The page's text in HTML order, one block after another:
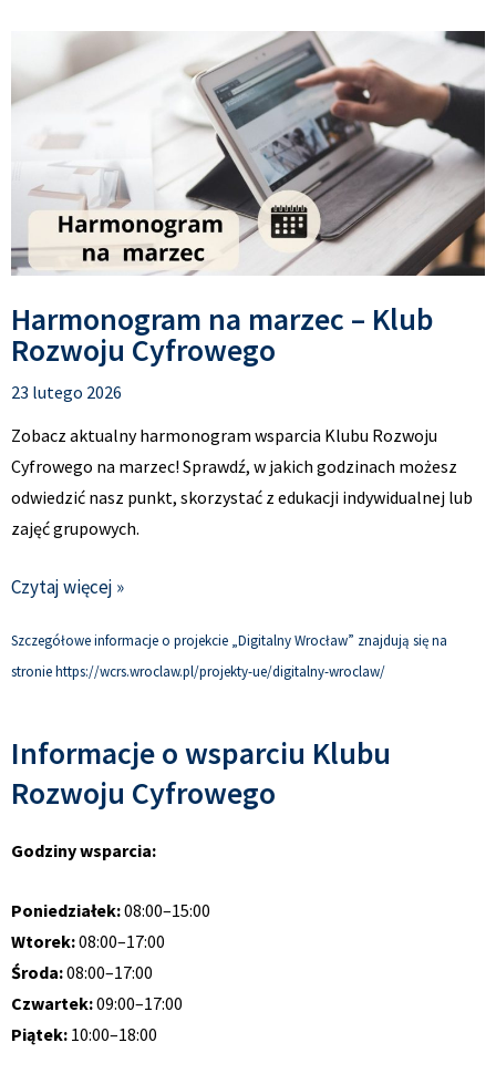
Harmonogram na marzec – Klub
Rozwoju Cyfrowego
23 lutego 2026
Zobacz aktualny harmonogram wsparcia Klubu Rozwoju
Cyfrowego na marzec! Sprawdź, w jakich godzinach możesz
odwiedzić nasz punkt, skorzystać z edukacji indywidualnej lub
zajęć grupowych.
Czytaj więcej »
Szczegółowe informacje o projekcie „Digitalny Wrocław” znajdują się na
stronie https://wcrs.wroclaw.pl/projekty-ue/digitalny-wroclaw/
Informacje o wsparciu Klubu
Rozwoju Cyfrowego
Godziny wsparcia:
Poniedziałek:08:00–15:00
Wtorek:08:00–17:00
Środa:08:00–17:00
Czwartek:09:00–17:00
Piątek: 10:00–18:00